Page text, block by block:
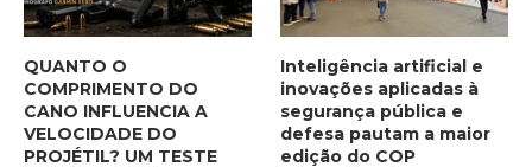
QUANTO O
COMPRIMENTO DO
CANO INFLUENCIA A
VELOCIDADE DO
PROJÉTIL? UM TESTE
Inteligência artificial e
inovações aplicadas à
segurança pública e
defesa pautam a maior
edição do COP